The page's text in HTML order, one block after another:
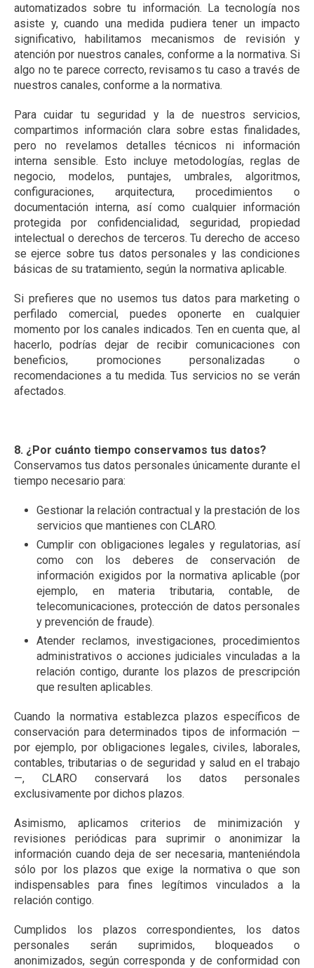
automatizados sobre tu información. La tecnología nos
asiste y, cuando una medida pudiera tener un impacto
significativo, habilitamos mecanismos de revisión y
atención por nuestros canales, conforme a la normativa. Si
algo no te parece correcto, revisamos tu caso a través de
nuestros canales, conforme a la normativa.
Para cuidar tu seguridad y la de nuestros servicios,
compartimos información clara sobre estas finalidades,
pero no revelamos detalles técnicos ni información
interna sensible. Esto incluye metodologías, reglas de
negocio, modelos, puntajes, umbrales, algoritmos,
configuraciones, arquitectura, procedimientos o
documentación interna, así como cualquier información
protegida por confidencialidad, seguridad, propiedad
intelectual o derechos de terceros. Tu derecho de acceso
se ejerce sobre tus datos personales y las condiciones
básicas de su tratamiento, según la normativa aplicable.
Si prefieres que no usemos tus datos para marketing o
perfilado comercial, puedes oponerte en cualquier
momento por los canales indicados. Ten en cuenta que, al
hacerlo, podrías dejar de recibir comunicaciones con
beneficios, promociones personalizadas o
recomendaciones a tu medida. Tus servicios no se verán
afectados.
8. ¿Por cuánto tiempo conservamos tus datos?
Conservamos tus datos personales únicamente durante el
tiempo necesario para:
Gestionar la relación contractual y la prestación de los
servicios que mantienes con CLARO.
Cumplir con obligaciones legales y regulatorias, así
como con los deberes de conservación de
información exigidos por la normativa aplicable (por
ejemplo, en materia tributaria, contable, de
telecomunicaciones, protección de datos personales
y prevención de fraude).
Atender reclamos, investigaciones, procedimientos
administrativos o acciones judiciales vinculadas a la
relación contigo, durante los plazos de prescripción
que resulten aplicables.
Cuando la normativa establezca plazos específicos de
conservación para determinados tipos de información —
por ejemplo, por obligaciones legales, civiles, laborales,
contables, tributarias o de seguridad y salud en el trabajo
—, CLARO conservará los datos personales
exclusivamente por dichos plazos.
Asimismo, aplicamos criterios de minimización y
revisiones periódicas para suprimir o anonimizar la
información cuando deja de ser necesaria, manteniéndola
sólo por los plazos que exige la normativa o que son
indispensables para fines legítimos vinculados a la
relación contigo.
Cumplidos los plazos correspondientes, los datos
personales serán suprimidos, bloqueados o
anonimizados, según corresponda y de conformidad con